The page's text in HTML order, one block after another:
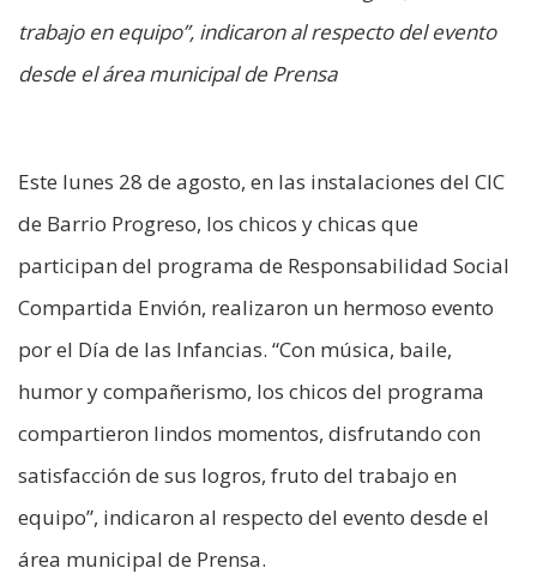
trabajo en equipo”, indicaron al respecto del evento
desde el área municipal de Prensa
Este lunes 28 de agosto, en las instalaciones del CIC
de Barrio Progreso, los chicos y chicas que
participan del programa de Responsabilidad Social
Compartida Envión, realizaron un hermoso evento
por el Día de las Infancias. “Con música, baile,
humor y compañerismo, los chicos del programa
compartieron lindos momentos, disfrutando con
satisfacción de sus logros, fruto del trabajo en
equipo”, indicaron al respecto del evento desde el
área municipal de Prensa.